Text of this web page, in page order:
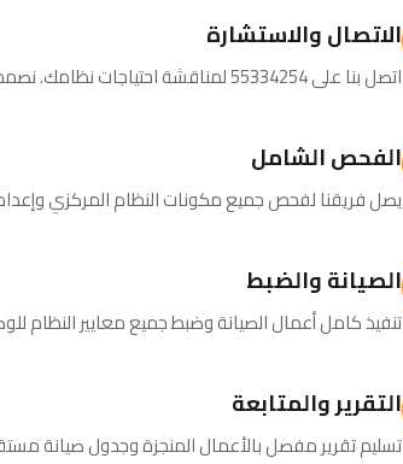
الاتصال والاستشارة
اتصل بنا على 55334254 لمناقشة احتياجات نظامك. نصمم برنامج صيانة مخصصاً لك.
الفحص الشامل
يصل فريقنا لفحص جميع مكونات النظام المركزي وإعداد
الصيانة والضبط
تنفيذ كامل أعمال الصيانة وضبط جميع معايير النظام
التقرير والمتابعة
تسليم تقرير مفصل بالأعمال المنجزة وجدول صيانة